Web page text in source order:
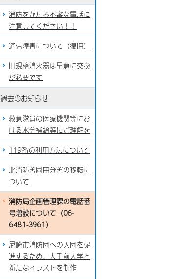
消防をかたる不審な電話に
注意してください！！
通信障害について（復旧）
旧規格消火器は早急に交換
が必要です
過去のお知らせ
救急隊員の医療機関等にお
ける水分補給等にご理解を
119番の利用方法について
北消防署園田分署の移転に
ついて
消防局企画管理課の電話番
号増設について（06-
6481-3961）
尼崎市消防団への入団を促
進するため、大手前大学と
新たなイラストを制作